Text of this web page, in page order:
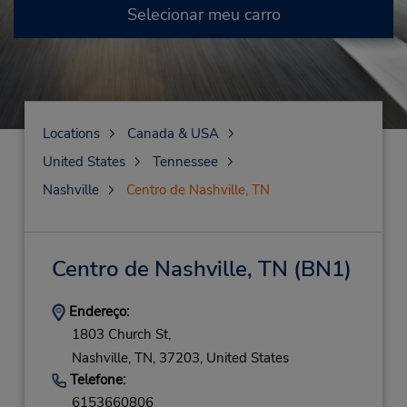
Selecionar meu carro
Locations
Canada & USA
United States
Tennessee
Nashville
Centro de Nashville, TN
Centro de Nashville, TN (BN1)
Endereço:
1803 Church St,
Nashville, TN, 37203, United States
Telefone:
6153660806